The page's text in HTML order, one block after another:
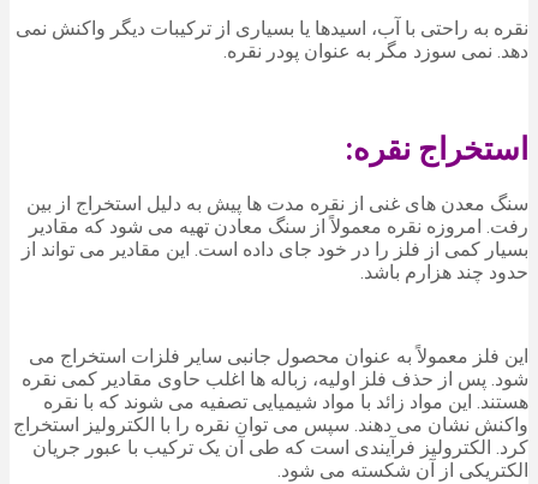
نقره به راحتی با آب، اسیدها یا بسیاری از ترکیبات دیگر واکنش نمی
دهد. نمی سوزد مگر به عنوان پودر نقره.
استخراج نقره:
سنگ معدن های غنی از نقره مدت ها پیش به دلیل استخراج از بین
رفت. امروزه نقره معمولاً از سنگ معادن تهیه می شود که مقادیر
بسیار کمی از فلز را در خود جای داده است. این مقادیر می تواند از
حدود چند هزارم باشد.
این فلز معمولاً به عنوان محصول جانبی سایر فلزات استخراج می
شود. پس از حذف فلز اولیه، زباله ها اغلب حاوی مقادیر کمی نقره
هستند. این مواد زائد با مواد شیمیایی تصفیه می شوند که با نقره
واکنش نشان می دهند. سپس می توان نقره را با الکترولیز استخراج
کرد. الکترولیز فرآیندی است که طی آن یک ترکیب با عبور جریان
الکتریکی از آن شکسته می شود.